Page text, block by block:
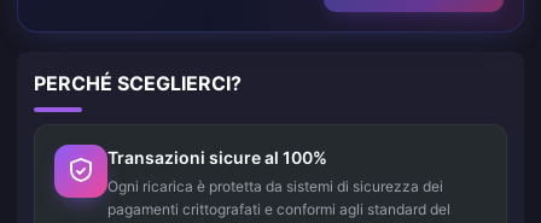
PERCHÉ SCEGLIERCI?
Transazioni sicure al 100%
Ogni ricarica è protetta da sistemi di sicurezza dei
pagamenti crittografati e conformi agli standard del